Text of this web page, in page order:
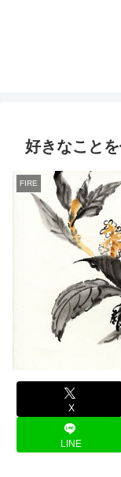
好きなこと
FIRE
X
LINE